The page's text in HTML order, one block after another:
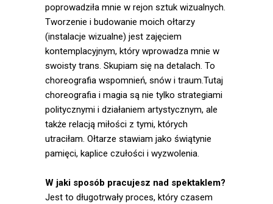
poprowadziła mnie w rejon sztuk wizualnych.
Tworzenie i budowanie moich ołtarzy
(instalacje wizualne) jest zajęciem
kontemplacyjnym, który wprowadza mnie w
swoisty trans. Skupiam się na detalach. To
choreografia wspomnień, snów i traum.Tutaj
choreografia i magia są nie tylko strategiami
politycznymi i działaniem artystycznym, ale
także relacją miłości z tymi, których
utraciłam. Ołtarze stawiam jako świątynie
pamięci, kaplice czułości i wyzwolenia.
W jaki sposób pracujesz nad spektaklem?
Jest to długotrwały proces, który czasem